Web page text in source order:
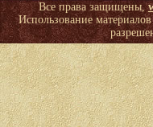
Все права защищены,
Использование